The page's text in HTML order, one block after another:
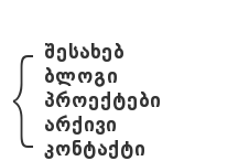
{ შესახებ
ბლოგი
პროექტები
არქივი
კონტაქტი